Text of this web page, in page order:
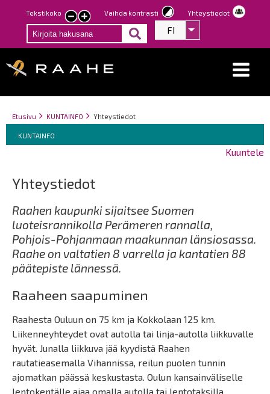
Hyppää
pääsisältöön
Tekstikoko
Pienennä
tekstin
kokoa
Suurenna
tekstin
kokoa
Vaihda kontrasti Yhteystiedot
FI Listaa
Breadcrumbs
You
here:
Etusivu KUNTAINFO Yhteystiedot
Breadcrumbs
You
are
KUNTAINFO
Kuuntele
Yhteystiedot
Raahen kaupunki sijaitsee Suomen
luoteisrannikolla Perämeren rannalla,
Pohjois-Pohjanmaan maakunnan länsiosassa.
Raahe on valtatien 8 varrella ja kantatien 88
päätepiste lännessä.
Raaheen saapuminen
Raahesta Ouluun on 75 km ja Kokkolaan 125 km.
Liikenneyhteydet ovat autolla tai linja-autolla liikkuvalle
hyvät. Junalla liikkuva jää kyydistä Raahen
rautatieasemalla Vihannissa, reilun puolen tunnin
ajomatkan päässä keskustasta. Oulun kansainväliselle
lentokentälle ajaa omalla autolla tai lentotaksilla